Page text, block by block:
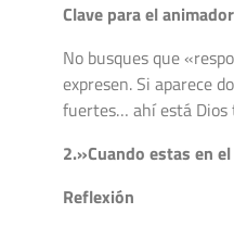
Clave para el animador
No busques que
expresen. Si aparece
fuertes… ahí está Dios
2.»Cuando estas en
Reflexión